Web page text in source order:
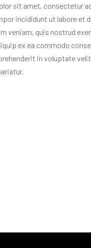
sit amet, consectetur
incididunt ut labore et
veniam, quis nostrud
ex ea commodo
in voluptate